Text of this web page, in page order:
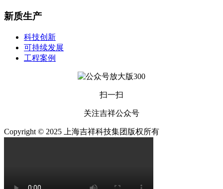
新质生产
科技创新
可持续发展
工程案例
扫一扫
关注吉祥公众号
Copyright © 2025 上海吉祥科技集团版权所有